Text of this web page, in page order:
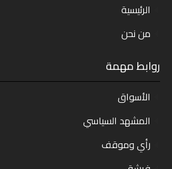
الرئيسية
من نحن
روابط مهمة
الأسواق
المشهد السياسي
رأي وموقف